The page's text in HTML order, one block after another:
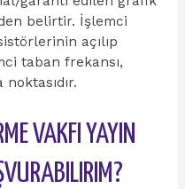
belirtir. İşlemci
açılıp
taban frekansı,
noktasıdır.
VAKFI YAYIN